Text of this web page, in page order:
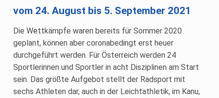
vom 24. August bis 5. September 2021
Die Wettkämpfe waren bereits für Sommer 2020
geplant, können aber coronabedingt erst heuer
durchgeführt werden. Für Österreich werden 24
Sportlerinnen und Sportler in acht Disziplinen am Start
sein. Das größte Aufgebot stellt der Radsport mit
sechs Athleten dar, auch in der Leichtathletik, im Kanu,